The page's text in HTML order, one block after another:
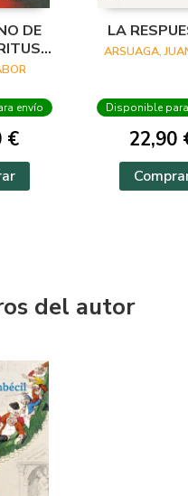
DE
envío
€
LA
ARSUAGA,
Disponible
22,90
del autor